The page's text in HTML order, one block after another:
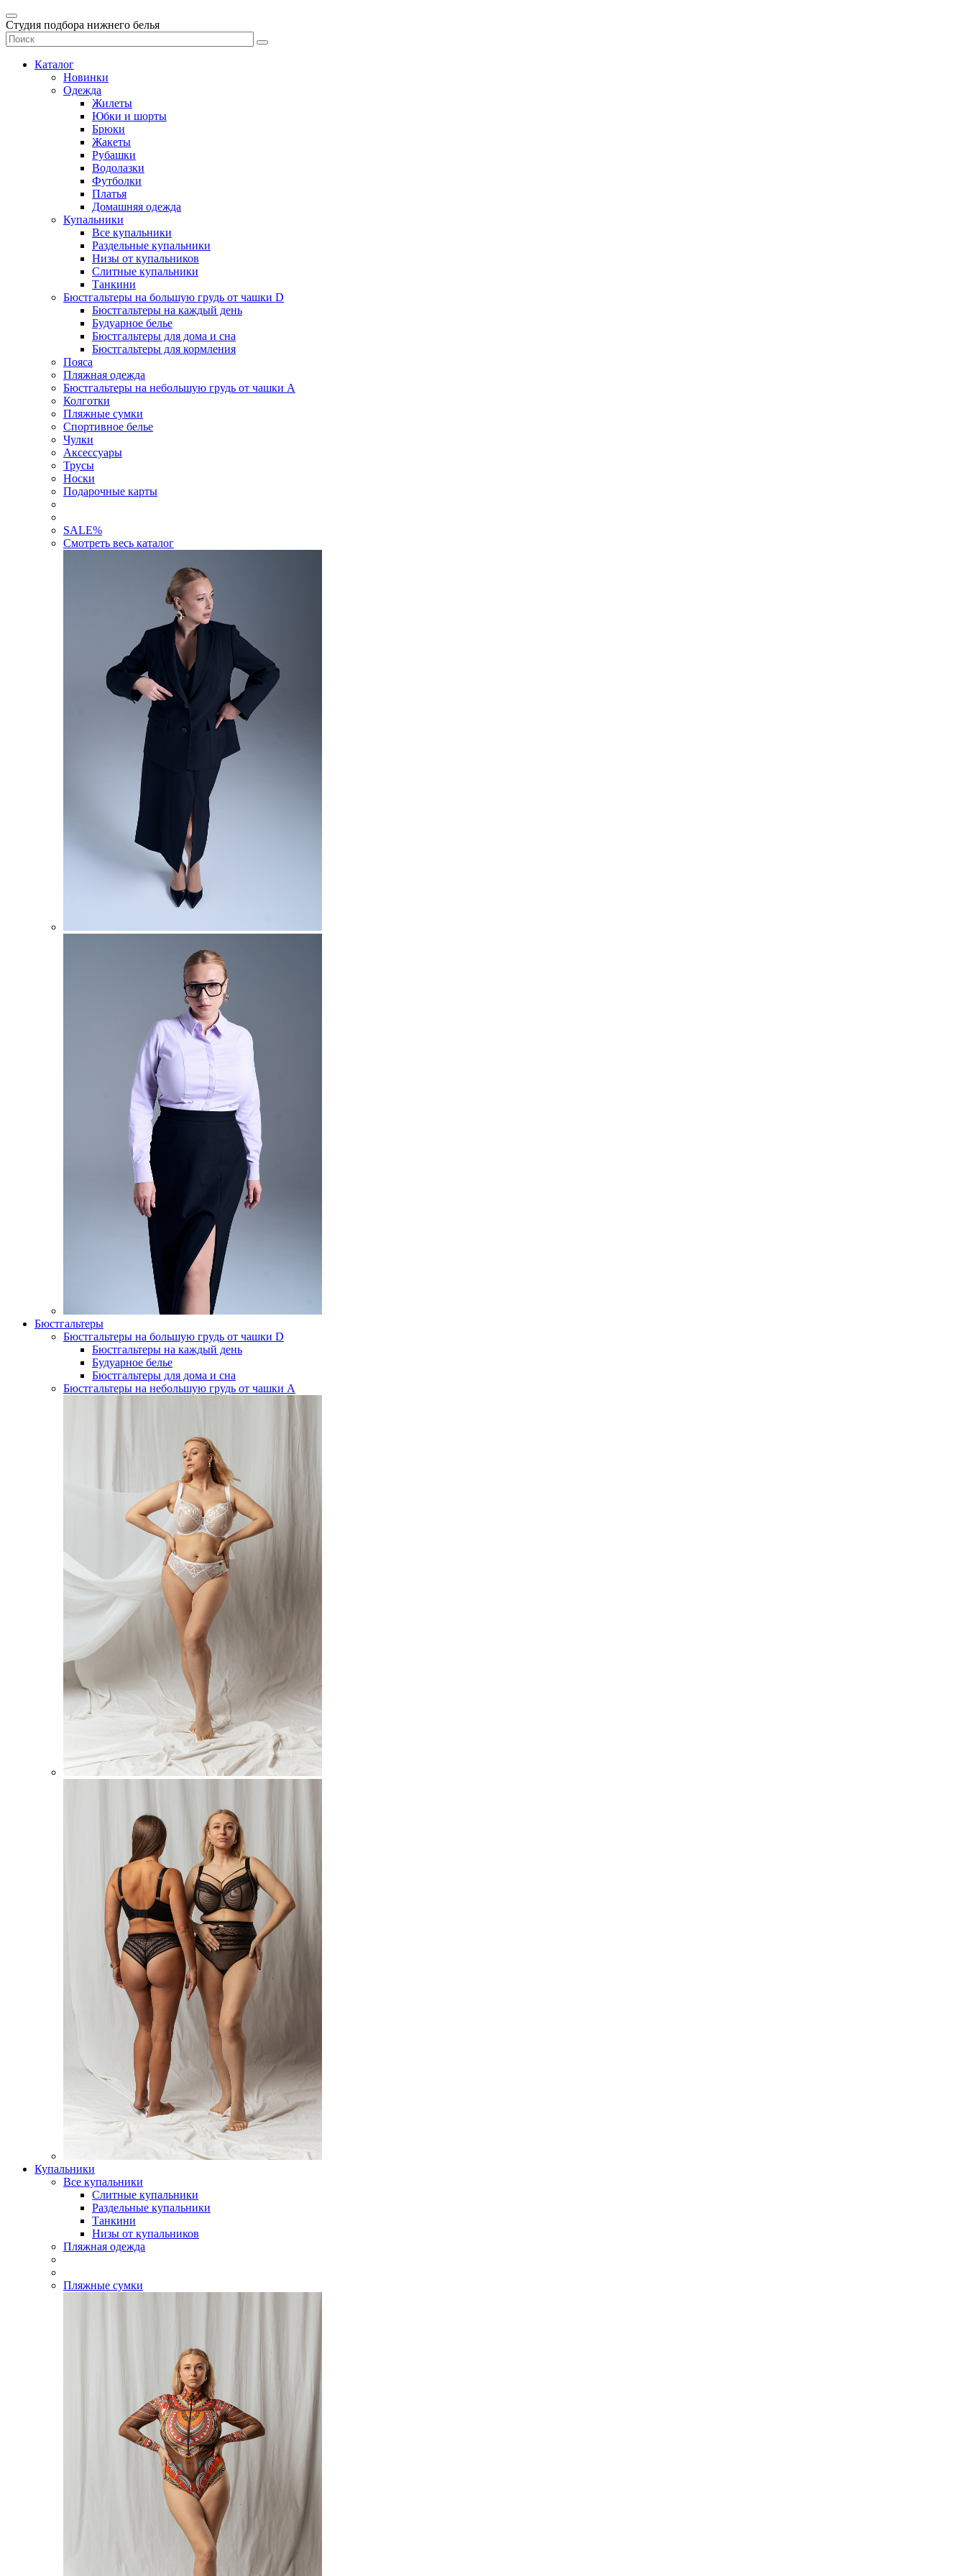
Студия подбора нижнего белья
Каталог
Новинки
Одежда
Жилеты
Юбки и шорты
Брюки
Жакеты
Рубашки
Водолазки
Футболки
Платья
Домашняя одежда
Купальники
Все купальники
Раздельные купальники
Низы от купальников
Слитные купальники
Танкини
Бюстгальтеры на большую грудь от чашки D
Бюстгальтеры на каждый день
Будуарное белье
Бюстгальтеры для дома и сна
Бюстгальтеры для кормления
Пояса
Пляжная одежда
Бюстгальтеры на небольшую грудь от чашки А
Колготки
Пляжные сумки
Спортивное белье
Чулки
Аксессуары
Трусы
Носки
Подарочные карты
SALE%
Смотреть весь каталог
Бюстгальтеры
Бюстгальтеры на большую грудь от чашки D
Бюстгальтеры на каждый день
Будуарное белье
Бюстгальтеры для дома и сна
Бюстгальтеры на небольшую грудь от чашки А
Купальники
Все купальники
Слитные купальники
Раздельные купальники
Танкини
Низы от купальников
Пляжная одежда
Пляжные сумки